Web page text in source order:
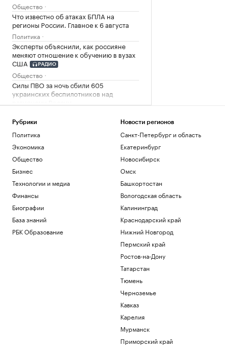
Общество
Что известно об атаках БПЛА на
регионы России. Главное к 6 августа
Политика
Эксперты объяснили, как россияне
меняют отношение к обучению в вузах
США
РАДИО
Общество
Силы ПВО за ночь сбили 605
украинских беспилотников над
В Тверской области обломки дрона
повредили фасад объекта Wildberries
Политика
Появились первые кадры пропавшего в
Иркутской области самолета
Общество
Турция ввела налоговые каникулы на
20 лет: кому это может быть интересно
Больше прогулок, свежего воздуха и
отдыха: квартиры рядом с парками
РБК и ПИК Серия плюс
остальным. Как компаниям избежать
Рубрики
Политика
Экономика
Общество
Бизнес
Технологии и медиа
Финансы
Биографии
База знаний
РБК Образование
Новости регионов
Санкт-Петербург и область
Екатеринбург
Новосибирск
Омск
Башкортостан
Вологодская область
Калининград
Краснодарский край
Нижний Новгород
Пермский край
Ростов-на-Дону
Татарстан
Тюмень
Черноземье
Кавказ
Карелия
Мурманск
Приморский край